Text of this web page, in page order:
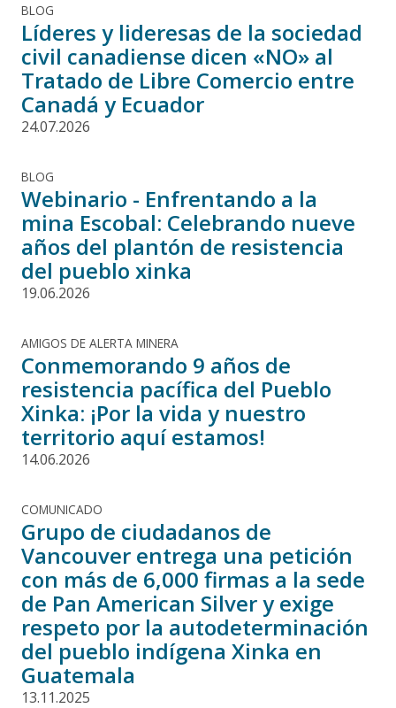
BLOG
Líderes y lideresas de la sociedad
civil canadiense dicen «NO» al
Tratado de Libre Comercio entre
Canadá y Ecuador
24.07.2026
BLOG
Webinario - Enfrentando a la
mina Escobal: Celebrando nueve
años del plantón de resistencia
del pueblo xinka
19.06.2026
AMIGOS DE ALERTA MINERA
Conmemorando 9 años de
resistencia pacífica del Pueblo
Xinka: ¡Por la vida y nuestro
territorio aquí estamos!
14.06.2026
COMUNICADO
Grupo de ciudadanos de
Vancouver entrega una petición
con más de 6,000 firmas a la sede
de Pan American Silver y exige
respeto por la autodeterminación
del pueblo indígena Xinka en
Guatemala
13.11.2025